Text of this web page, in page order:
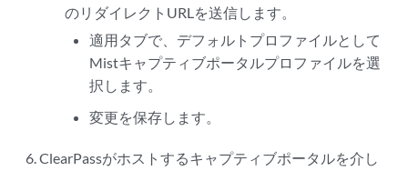
のリダイレクトURLを送信します。
適用タブで、デフォルトプロファイルとして
Mistキャプティブポータルプロファイルを選
択します。
変更を保存します。
ClearPassがホストするキャプティブポータルを介し